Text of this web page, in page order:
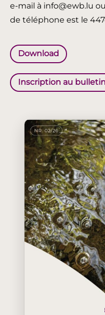
e-mail à info@ewb.lu
de téléphone est le
Download
Inscription au